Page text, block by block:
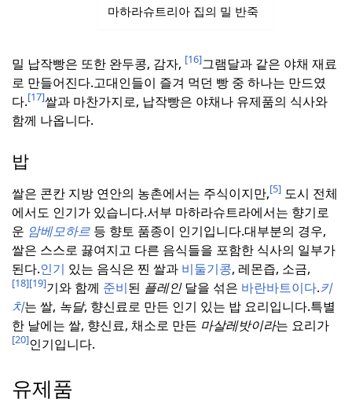
마하라슈트리아 집의 밀 반죽
밀 납작빵은 또한 완두콩, 감자, [16]그램달과 같은 야채 재료
로 만들어진다.고대인들이 즐겨 먹던 빵 중 하나는 만드였
다.[17]쌀과 마찬가지로, 납작빵은 야채나 유제품의 식사와
함께 나옵니다.
밥
쌀은 콘칸 지방 연안의 농촌에서는 주식이지만,[5] 도시 전체
에서도 인기가 있습니다.서부 마하라슈트라에서는 향기로
운 암베모하르 등 향토 품종이 인기입니다.대부분의 경우,
쌀은 스스로 끓여지고 다른 음식들을 포함한 식사의 일부가
된다.인기 있는 음식은 찐 쌀과 비둘기콩, 레몬즙, 소금,
[18][19]기와 함께 준비된 플레인달을 섞은 바란바트이다.키
치는 쌀, 녹달, 향신료로 만든 인기 있는 밥 요리입니다.특별
한 날에는 쌀, 향신료, 채소로 만든 마살레밧이라는 요리가
[20]인기입니다.
유제품